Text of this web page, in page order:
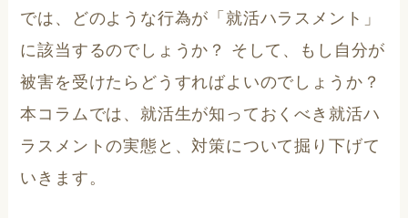
では、どのような行為が「就活ハラスメント」
に該当するのでしょうか？ そして、もし自分が
被害を受けたらどうすればよいのでしょうか？
本コラムでは、就活生が知っておくべき就活ハ
ラスメントの実態と、対策について掘り下げて
いきます。